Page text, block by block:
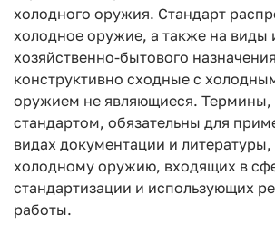
холодного оружия. Стандарт
холодное оружие, а также на виды
хозяйственно-бытового
конструктивно сходные с
оружием не являющиеся. Термины,
стандартом, обязательны для
видах документации и
холодному оружию, входящих в
стандартизации и использующих
работы.